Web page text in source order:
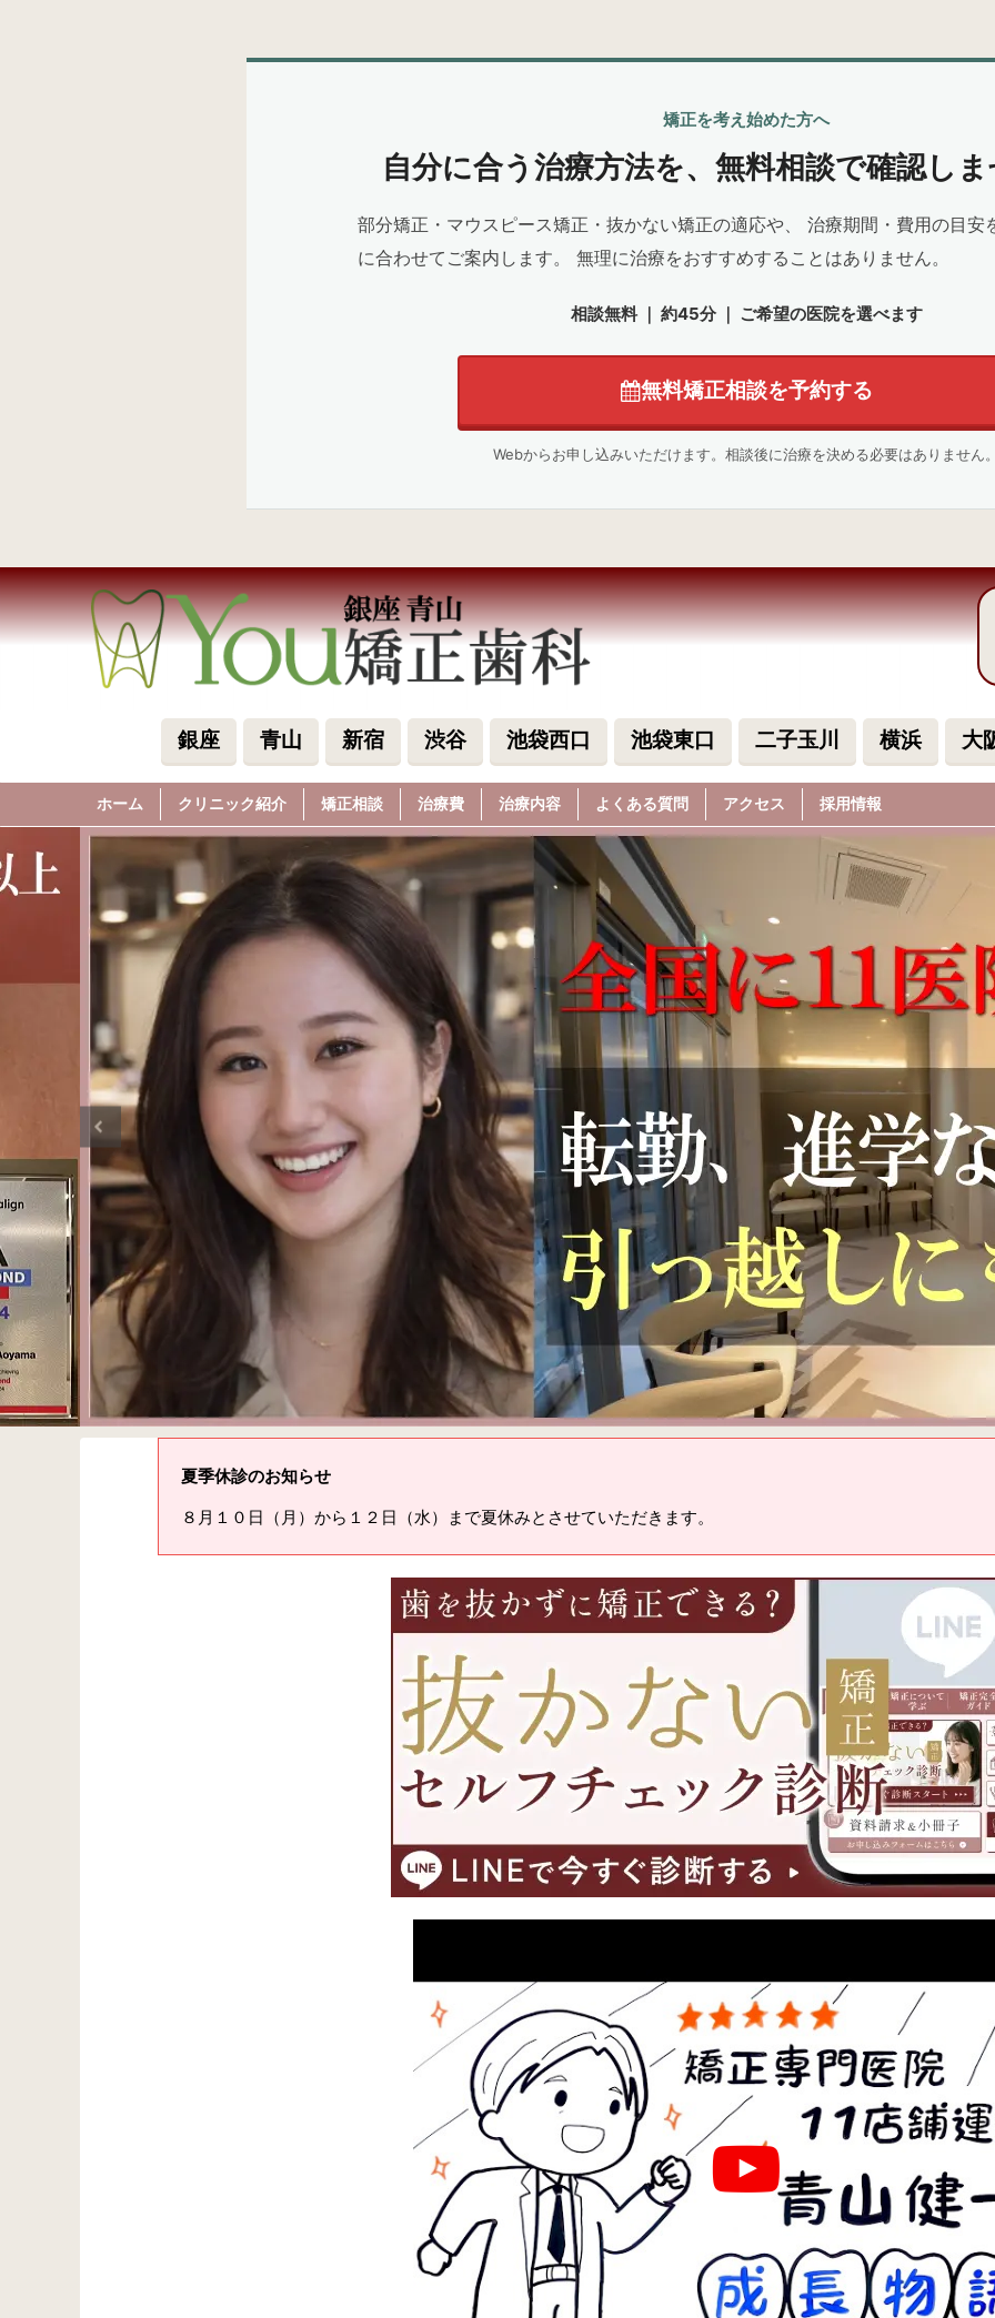
矯正を考え始めた方へ
自分に合う治療方法を、無料相談で確認し
部分矯正・マウスピース矯正・抜かない矯正の適応や、 治療期間・費用の目安
に合わせてご案内します。 無理に治療をおすすめすることはありません。
相談無料 ｜ 約45分 ｜ ご希望の医院を選べます
無料矯正相談を予約する
Webからお申し込みいただけます。相談後に治療を決める必要はありません
銀座 青山 新宿 渋谷 池袋西口 池袋東口 二子玉川 横浜 大
ホーム クリニック紹介 矯正相談 治療費 治療内容 よくある質問 アクセス 採用情報
夏季休診のお知らせ
８月１０日（月）から１２日（水）まで夏休みとさせていただきます。